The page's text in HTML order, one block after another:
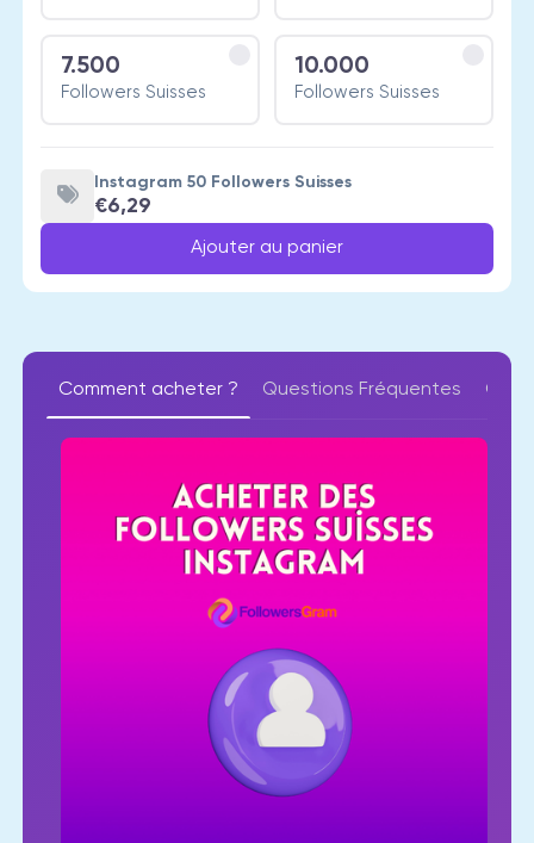
7.500
Followers Suisses
10.000
Followers Suisses
Instagram 50 Followers Suisses
€6,29
Ajouter au panier
Comment acheter ? Questions Fréquentes